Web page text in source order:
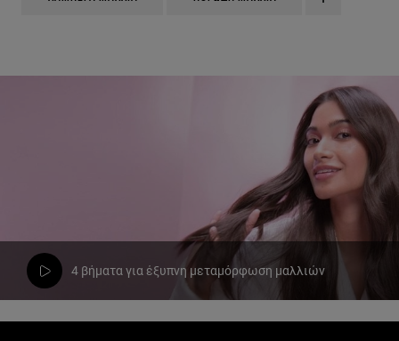
4 βήματα για έξυπνη μεταμόρφωση μαλλιών